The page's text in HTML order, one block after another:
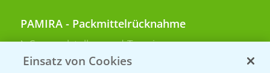
PAMIRA - Packmittelrücknahme
Sammelstellen und Termine
Einsatz von Cookies